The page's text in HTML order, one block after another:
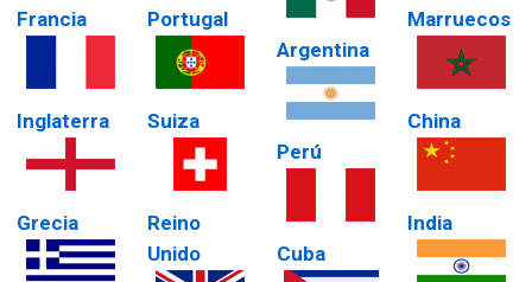
Francia
Inglaterra
Grecia
Portugal
Suiza
Reino
Unido
Argentina
Perú
Cuba
Marruecos
China
India